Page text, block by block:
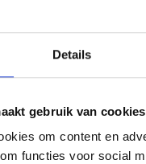
Details
gebruik van cookies
om content en
functies voor social
over meerdere
met je eerste boek,